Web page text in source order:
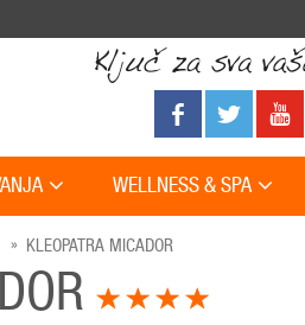
WELLNESS & SPA
KLEOPATRA MICADOR